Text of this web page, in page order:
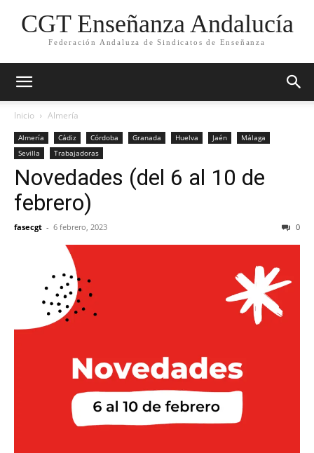
CGT Enseñanza Andalucía
Federación Andaluza de Sindicatos de Enseñanza
Inicio Almería
Almería Cádiz Córdoba Granada Huelva Jaén
Málaga
Sevilla
Trabajadoras
Novedades (del 6 al 10 de
febrero)
fasecgt - 6 febrero, 2023 0